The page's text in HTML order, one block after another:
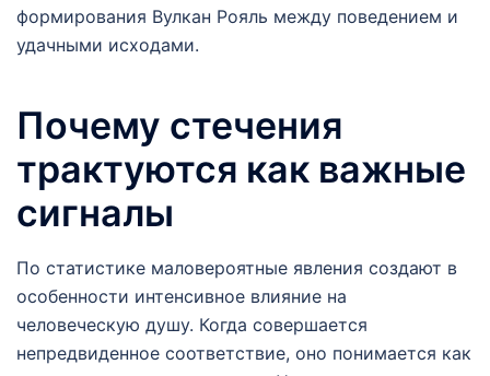
формирования Вулкан Рояль между поведением и
удачными исходами.
Почему стечения
трактуются как важные
сигналы
По статистике маловероятные явления создают в
особенности интенсивное влияние на
человеческую душу. Когда совершается
непредвиденное соответствие, оно понимается как